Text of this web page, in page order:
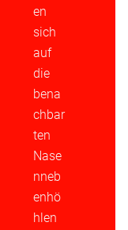
en
sich
auf
die
bena
chbar
ten
Nase
nneb
enhö
hlen